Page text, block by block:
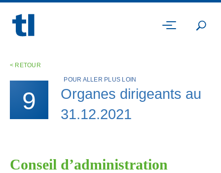
Aller au menu des chapitres
Aller au contenu
Aller au pied de page
MENU
< RETOUR
9
POUR ALLER PLUS LOIN
Organes dirigeants au
31.12.2021
Conseil d’administration